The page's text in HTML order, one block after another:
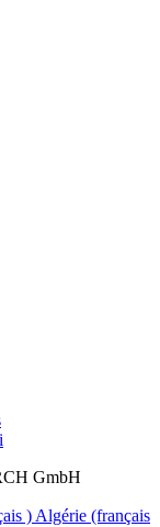
GmbH
Algérie (français